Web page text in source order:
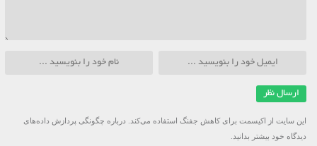
این سایت از اکیسمت برای کاهش جفنگ استفاده می‌کند. درباره چگونگی پردازش داده‌های
دیدگاه خود بیشتر بدانید.